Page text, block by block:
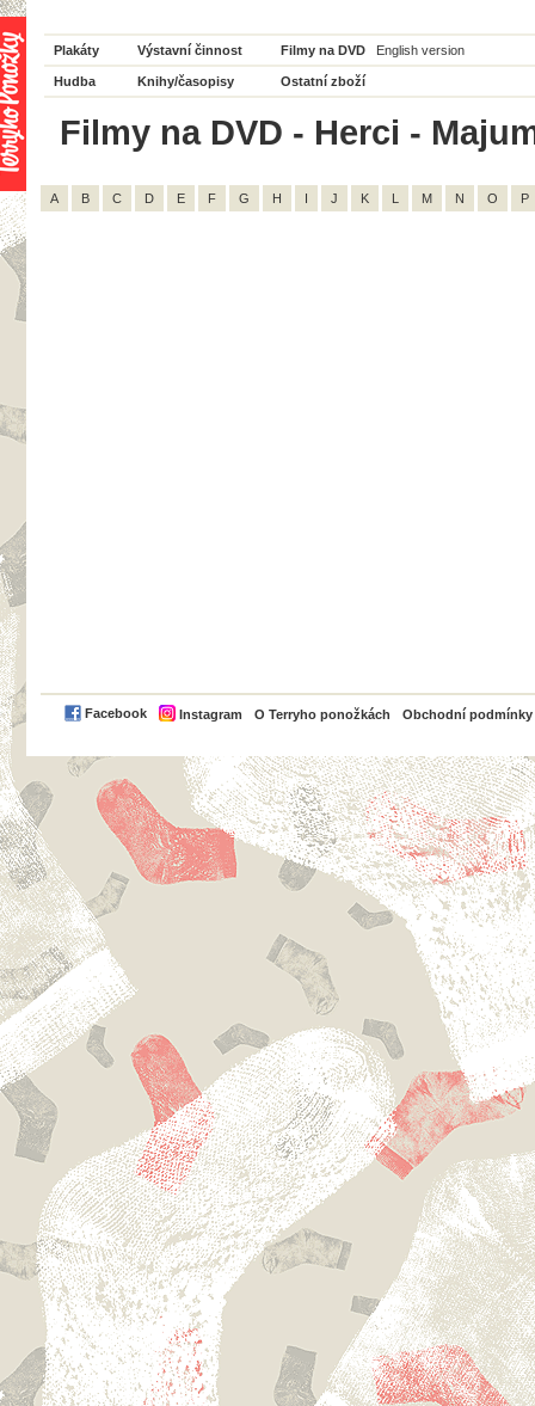
Plakáty Výstavní činnost Filmy na DVD English version
Hudba Knihy/časopisy Ostatní zboží
Filmy na DVD - Herci -
A B C D E F G H I J K L M N O P
Facebook Instagram O Terryho ponožkách Obchodní podmínky
PayPal